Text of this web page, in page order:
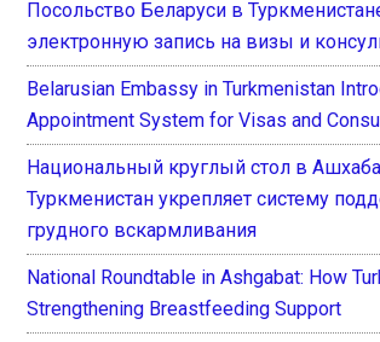
Посольство Беларуси в
электронную запись на визы и
Belarusian Embassy in Turkmenistan
Appointment System for Visas and
Национальный круглый стол в
Туркменистан укрепляет систему
грудного вскармливания
National Roundtable in Ashgabat: How
Strengthening Breastfeeding Support